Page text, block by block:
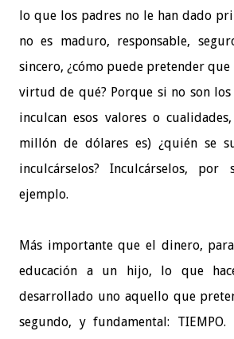
lo que los padres no le han dado
no es maduro, responsable,
sincero, ¿cómo puede pretender que
virtud de qué? Porque si no son
inculcan esos valores o
millón de dólares es) ¿quién se
inculcárselos? Inculcárselos, por
ejemplo.
Más importante que el dinero,
educación a un hijo, lo que
desarrollado uno aquello que
segundo, y fundamental: